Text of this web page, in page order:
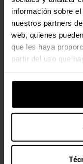
información sobre
nuestros partners
web, quienes
que les haya
partir del uso que
Iluminación /
RGB
No